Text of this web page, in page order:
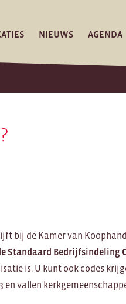
NIEUWS AGENDA
bij de Kamer van
Standaard Bedrijfsindeling
is. U kunt ook codes
vallen